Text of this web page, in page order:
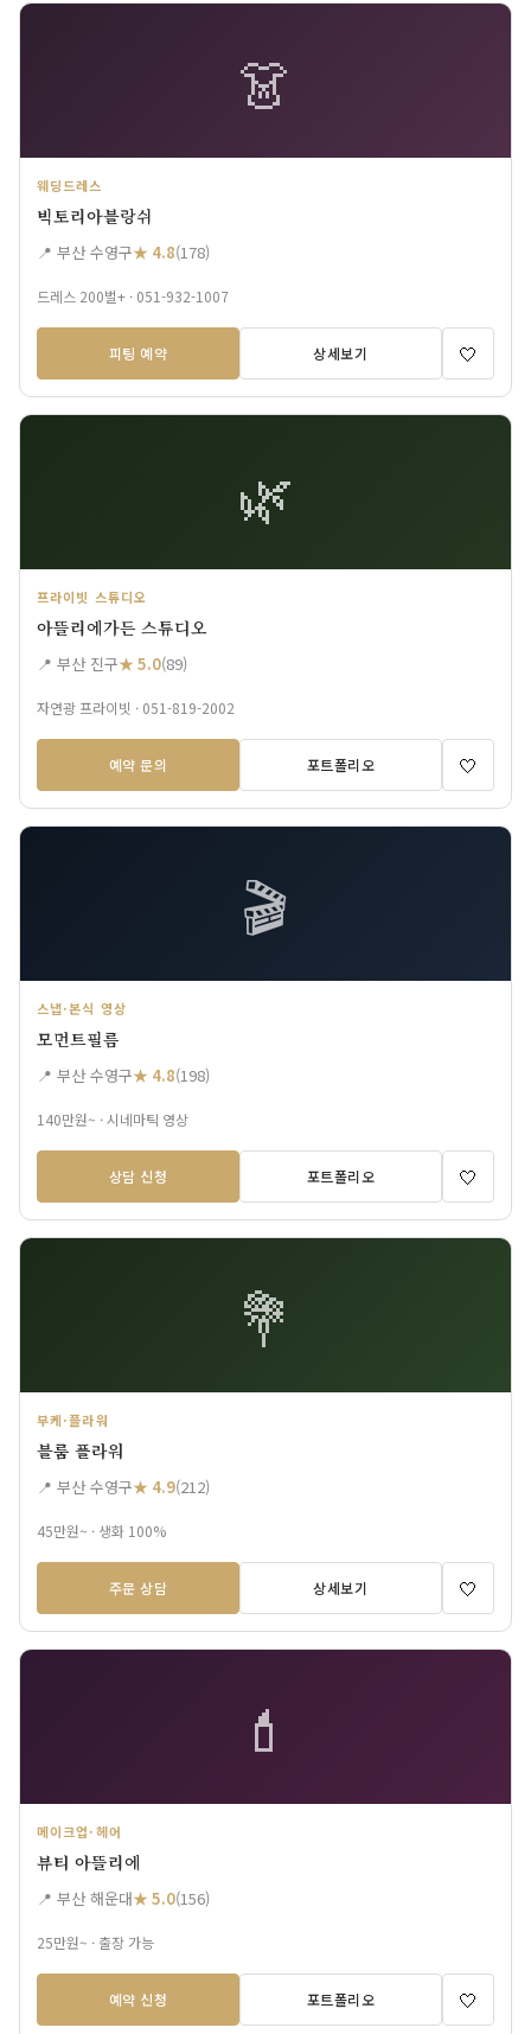
👗
웨딩드레스
빅토리아블랑쉬
📍 부산 수영구★ 4.8(178)
드레스 200벌+ · 051-932-1007
피팅 예약 상세보기 🤍
🌿
프라이빗 스튜디오
아뜰리에가든 스튜디오
📍 부산 진구★ 5.0(89)
자연광 프라이빗 · 051-819-2002
예약 문의 포트폴리오 🤍
🎬
스냅·본식 영상
모먼트필름
📍 부산 수영구★ 4.8(198)
140만원~ · 시네마틱 영상
상담 신청 포트폴리오 🤍
💐
부케·플라워
블룸 플라워
📍 부산 수영구★ 4.9(212)
45만원~ · 생화 100%
주문 상담 상세보기 🤍
💄
메이크업·헤어
뷰티 아뜰리에
📍 부산 해운대★ 5.0(156)
25만원~ · 출장 가능
예약 신청 포트폴리오 🤍